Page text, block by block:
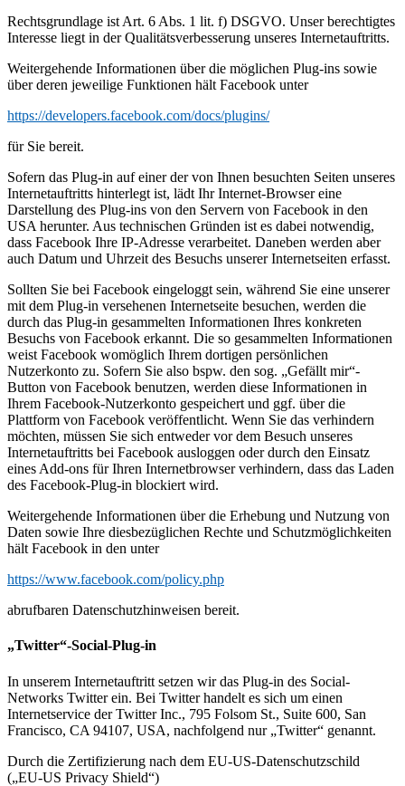
Rechtsgrundlage ist Art. 6 Abs. 1 lit. f) DSGVO. Unser berechtigtes
Interesse liegt in der Qualitätsverbesserung unseres Internetauftritts.
Weitergehende Informationen über die möglichen Plug-ins sowie
über deren jeweilige Funktionen hält Facebook unter
https://developers.facebook.com/docs/plugins/
für Sie bereit.
Sofern das Plug-in auf einer der von Ihnen besuchten Seiten unseres
Internetauftritts hinterlegt ist, lädt Ihr Internet-Browser eine
Darstellung des Plug-ins von den Servern von Facebook in den
USA herunter. Aus technischen Gründen ist es dabei notwendig,
dass Facebook Ihre IP-Adresse verarbeitet. Daneben werden aber
auch Datum und Uhrzeit des Besuchs unserer Internetseiten erfasst.
Sollten Sie bei Facebook eingeloggt sein, während Sie eine unserer
mit dem Plug-in versehenen Internetseite besuchen, werden die
durch das Plug-in gesammelten Informationen Ihres konkreten
Besuchs von Facebook erkannt. Die so gesammelten Informationen
weist Facebook womöglich Ihrem dortigen persönlichen
Nutzerkonto zu. Sofern Sie also bspw. den sog. „Gefällt mir“-
Button von Facebook benutzen, werden diese Informationen in
Ihrem Facebook-Nutzerkonto gespeichert und ggf. über die
Plattform von Facebook veröffentlicht. Wenn Sie das verhindern
möchten, müssen Sie sich entweder vor dem Besuch unseres
Internetauftritts bei Facebook ausloggen oder durch den Einsatz
eines Add-ons für Ihren Internetbrowser verhindern, dass das Laden
des Facebook-Plug-in blockiert wird.
Weitergehende Informationen über die Erhebung und Nutzung von
Daten sowie Ihre diesbezüglichen Rechte und Schutzmöglichkeiten
hält Facebook in den unter
https://www.facebook.com/policy.php
abrufbaren Datenschutzhinweisen bereit.
„Twitter“-Social-Plug-in
In unserem Internetauftritt setzen wir das Plug-in des Social-
Networks Twitter ein. Bei Twitter handelt es sich um einen
Internetservice der Twitter Inc., 795 Folsom St., Suite 600, San
Francisco, CA 94107, USA, nachfolgend nur „Twitter“ genannt.
Durch die Zertifizierung nach dem EU-US-Datenschutzschild
(„EU-US Privacy Shield“)